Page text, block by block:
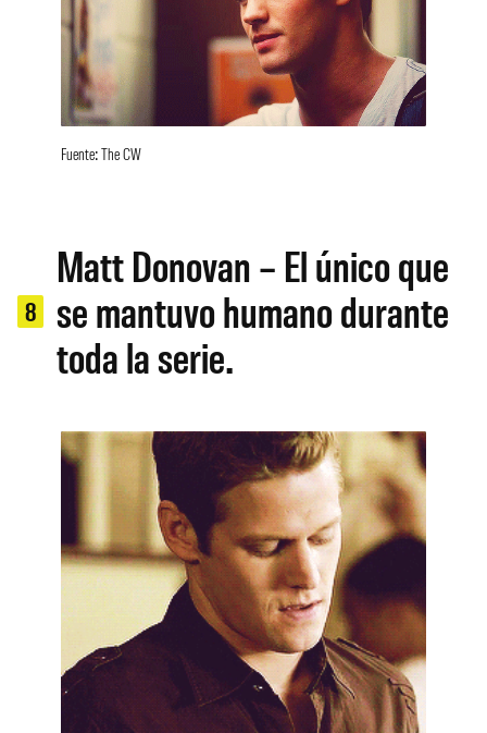
Fuente: The CW
8
Matt Donovan – El único que
se mantuvo humano durante
toda la serie.